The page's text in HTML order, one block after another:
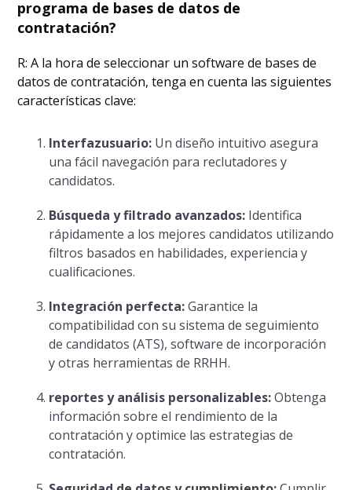
programa de bases de datos de
contratación?
R: A la hora de seleccionar un software de bases de
datos de contratación, tenga en cuenta las siguientes
características clave:
Interfazusuario: Un diseño intuitivo asegura
una fácil navegación para reclutadores y
candidatos.
Búsqueda y filtrado avanzados: Identifica
rápidamente a los mejores candidatos utilizando
filtros basados en habilidades, experiencia y
cualificaciones.
Integración perfecta:Garantice la
compatibilidad con su sistema de seguimiento
de candidatos (ATS), software de incorporación
y otras herramientas de RRHH.
reportes y análisis personalizables:Obtenga
información sobre el rendimiento de la
contratación y optimice las estrategias de
contratación.